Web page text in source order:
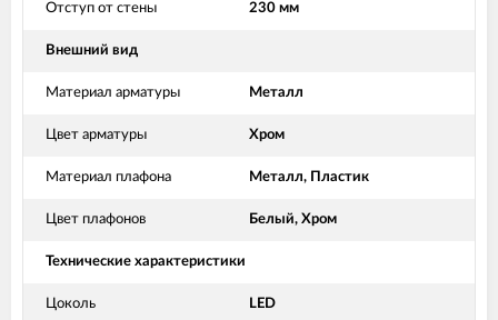
Отступ от стены 230 мм
Внешний вид
Материал арматуры Металл
Цвет арматуры Хром
Материал плафона Металл, Пластик
Цвет плафонов Белый, Хром
Технические характеристики
Цоколь LED